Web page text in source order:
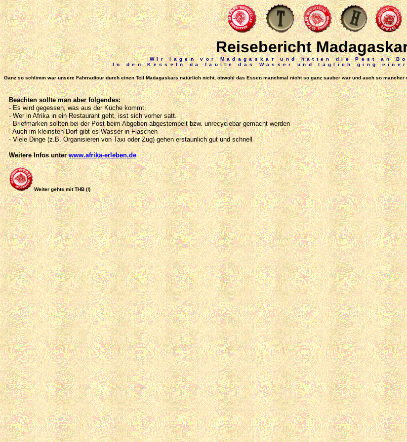
Reisebericht
Wir lagen vor Madagaskar und hatten die Pest an
In den Kesseln da faulte das Wasser und täglich ging
Ganz so schlimm war unsere Fahrradtour durch einen Teil Madagaskars natürlich nicht, obwohl das Essen manchmal nicht so ganz sauber war und auch so
Beachten sollte man aber folgendes:
- Es wird gegessen, was aus der Küche kommt.
- Wer in Afrika in ein Restaurant geht, isst sich vorher satt.
- Briefmarken sollten bei der Post beim Abgeben abgestempelt bzw. unrecyclebar gemacht werden
- Auch im kleinsten Dorf gibt es Wasser in Flaschen
- Viele Dinge (z.B. Organisieren von Taxi oder Zug) gehen erstaunlich gut und schnell
Weitere Infos unterwww.afrika-erleben.de
Weiter gehts mit THB (!)